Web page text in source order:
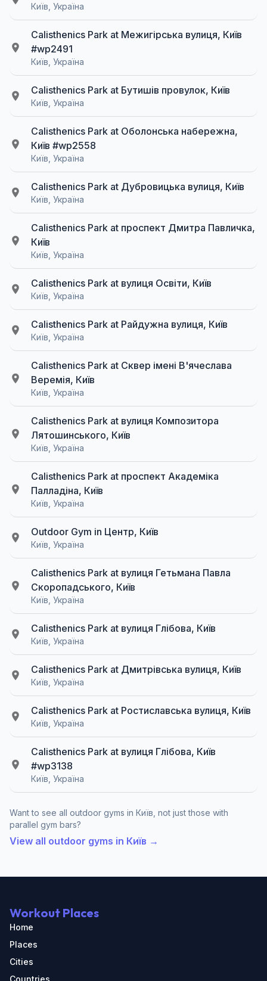
Київ, Україна
Calisthenics Park at Межигірська вулиця, Київ
#wp2491
Київ, Україна
Calisthenics Park at Бутишів провулок, Київ
Київ, Україна
Calisthenics Park at Оболонська набережна,
Київ #wp2558
Київ, Україна
Calisthenics Park at Дубровицька вулиця, Київ
Київ, Україна
Calisthenics Park at проспект Дмитра Павличка,
Київ
Київ, Україна
Calisthenics Park at вулиця Освіти, Київ
Київ, Україна
Calisthenics Park at Райдужна вулиця, Київ
Київ, Україна
Calisthenics Park at Сквер імені В'ячеслава
Веремія, Київ
Київ, Україна
Calisthenics Park at вулиця Композитора
Лятошинського, Київ
Київ, Україна
Calisthenics Park at проспект Академіка
Палладіна, Київ
Київ, Україна
Outdoor Gym in Центр, Київ
Київ, Україна
Calisthenics Park at вулиця Гетьмана Павла
Скоропадського, Київ
Київ, Україна
Calisthenics Park at вулиця Глібова, Київ
Київ, Україна
Calisthenics Park at Дмитрівська вулиця, Київ
Київ, Україна
Calisthenics Park at Ростиславська вулиця, Київ
Київ, Україна
Calisthenics Park at вулиця Глібова, Київ
#wp3138
Київ, Україна
Want to see all outdoor gyms in Київ, not just those with
parallel gym bars?
View all outdoor gyms in Київ →
Workout Places
Home
Places
Cities
Countries